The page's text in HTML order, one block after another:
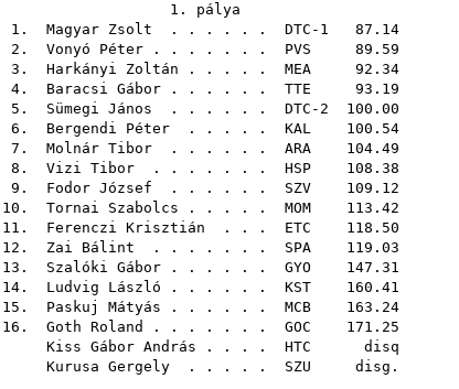
1.
1. Magyar Zsolt . . . . . . DTC-1
2. Vonyó Péter . . . . . . . PVS
3. Harkányi Zoltán . . . . . MEA
4. Baracsi Gábor . . . . . . TTE
5. Sümegi János . . . . . . DTC-2
6. Bergendi Péter . . . . . KAL
7. Molnár Tibor . . . . . . ARA
8. Vizi Tibor . . . . . . . HSP
9. Fodor József . . . . . . SZV
10. Tornai Szabolcs . . . . . MOM
11. Ferenczi Krisztián . . . ETC
12. Zai Bálint . . . . . . . SPA
13. Szalóki Gábor . . . . . . GYO
14. Ludvig László . . . . . . KST
15. Paskuj Mátyás . . . . . . MCB
16. Goth Roland . . . . . . . GOC
Kiss Gábor András . . . . HTC
Kurusa Gergely . . . . . SZU